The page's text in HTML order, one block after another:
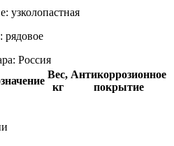
узколопастная
рядовое
Россия
Вес,
кг
Антикоррозионное
покрытие